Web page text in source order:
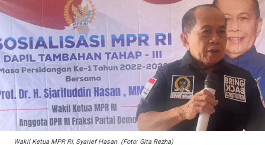
Wakil Ketua MPR RI, Syarief Hasan. (Foto: Gita Rezha)